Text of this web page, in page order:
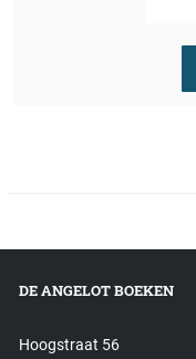
DE ANGELOT BOEKEN
Hoogstraat 56